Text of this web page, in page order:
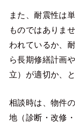
また、耐震性は
ものではありま
われているか、
ら長期修繕計画
立）が適切か、
相談時は、物件
地（診断・改修